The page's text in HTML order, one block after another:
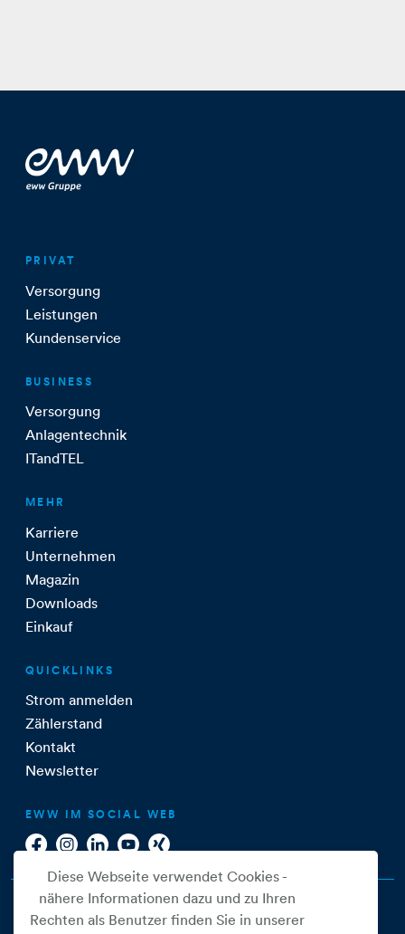
PRIVAT
Versorgung
Leistungen
Kundenservice
BUSINESS
Versorgung
Anlagentechnik
ITandTEL
MEHR
Karriere
Unternehmen
Magazin
Downloads
Einkauf
QUICKLINKS
Strom anmelden
Zählerstand
Kontakt
Newsletter
EWW IM SOCIAL WEB
Diese Webseite verwendet Cookies -
nähere Informationen dazu und zu Ihren
Rechten als Benutzer finden Sie in unserer